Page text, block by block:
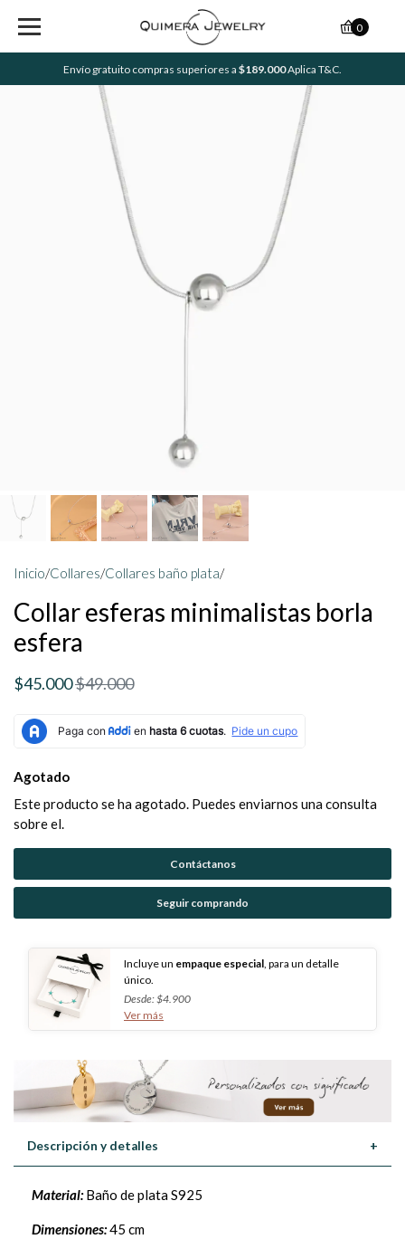
Envío gratuito compras superiores a $189.000Aplica T&C.
0
Inicio/Collares/Collares baño plata/
Collar esferas minimalistas borla
esfera
$45.000$49.000
Agotado
Este producto se ha agotado. Puedes enviarnos una consulta
sobre el.
Contáctanos
Seguir comprando
Incluye un empaque especial , para un detalle
único.
Desde: $4.900
Ver más
Descripción y detalles +
Material:Baño de plata S925
Dimensiones:45 cm